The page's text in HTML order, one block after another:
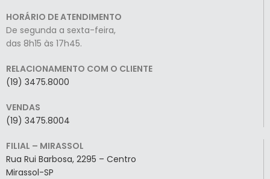
HORÁRIO DE ATENDIMENTO
De segunda a sexta-feira,
das 8h15 às 17h45.
RELACIONAMENTO COM O CLIENTE
(19) 3475.8000
VENDAS
(19) 3475.8004
FILIAL – MIRASSOL
Rua Rui Barbosa, 2295 – Centro
Mirassol-SP